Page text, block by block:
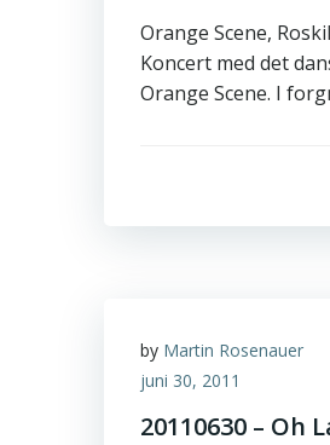
Orange Scene,
Koncert med det
Orange Scene. I
by Martin Rosenauer
juni 30, 2011
20110630 – Oh